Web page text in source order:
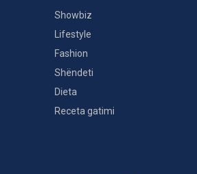
Showbiz
Lifestyle
Fashion
Shëndeti
Dieta
Receta gatimi